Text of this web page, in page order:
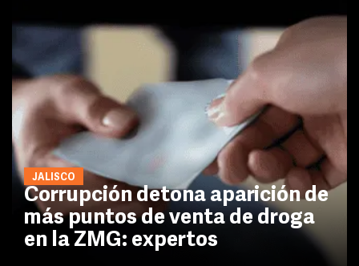
JALISCO
Corrupción detona aparición de
más puntos de venta de droga
en la ZMG: expertos